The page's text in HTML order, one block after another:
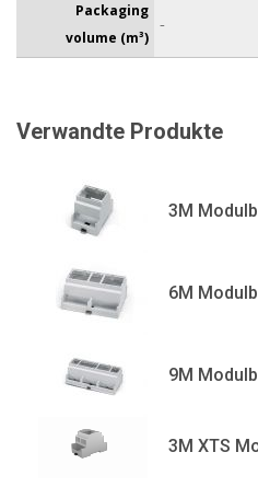
Packaging
volume (m³)
-
Verwandte Produkte
3M
6M
9M
3M XTS